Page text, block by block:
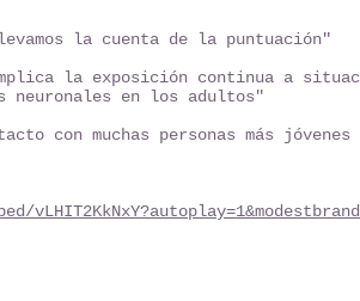
la cuenta de la puntuación"
la exposición continua a
en los adultos"
con muchas personas más